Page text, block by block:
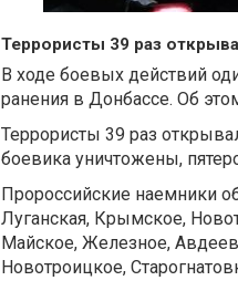
Террористы 39 раз
В ходе боевых действий
ранения в Донбассе. Об
Террористы 39 раз
боевика уничтожены,
Пророссийские наемники
Луганская, Крымское,
Майское, Железное,
Новотроицкое,